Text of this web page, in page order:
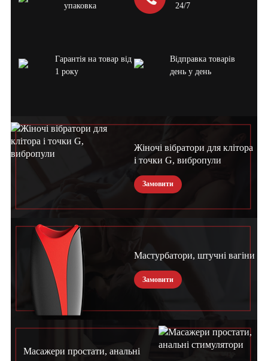
упаковка
24/7
Гарантія на товар від
1 року
Відправка товарів
день у день
Жіночі вібратори для клітора
і точки G, вибропули
Замовити
Мастурбатори, штучні вагіни
Замовити
Масажери простати, анальні